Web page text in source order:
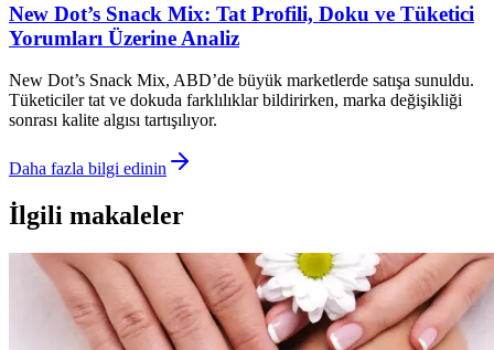
New Dot’s Snack Mix: Tat Profili, Doku ve Tüketici
Yorumları Üzerine Analiz
New Dot’s Snack Mix, ABD’de büyük marketlerde satışa sunuldu.
Tüketiciler tat ve dokuda farklılıklar bildirirken, marka değişikliği
sonrası kalite algısı tartışılıyor.
Daha fazla bilgi edinin
İlgili makaleler